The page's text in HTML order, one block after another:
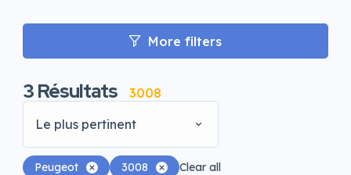
More filters
3Résultats
3008
Le plus pertinent
Peugeot 3008 Clear all